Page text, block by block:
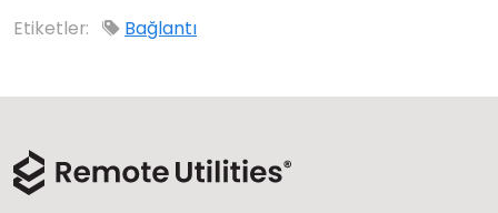
Etiketler: Bağlantı